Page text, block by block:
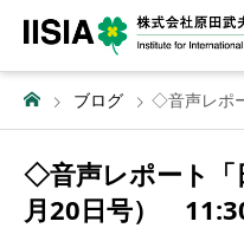
ブログ ◇音声レポート「日
◇音声レポート「
月20日号）